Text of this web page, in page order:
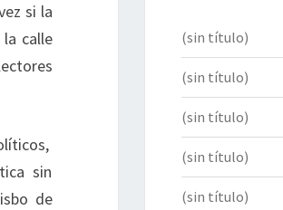
si la
calle
sin
de
(sin título)
(sin título)
(sin título)
(sin título)
(sin título)